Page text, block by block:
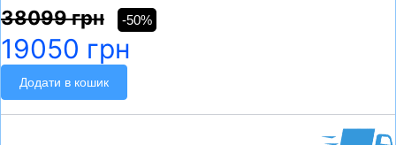
38099 грн -50%
19050 грн
Додати в кошик